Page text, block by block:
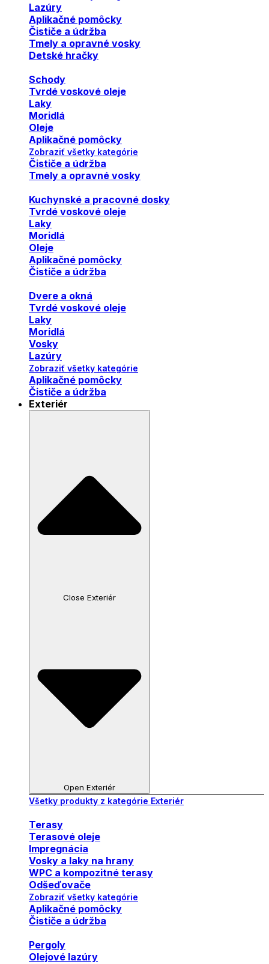
Lazúry
Aplikačné pomôcky
Čističe a údržba
Tmely a opravné vosky
Detské hračky
Schody
Tvrdé voskové oleje
Laky
Moridlá
Oleje
Aplikačné pomôcky
Zobraziť všetky kategórie
Čističe a údržba
Tmely a opravné vosky
Kuchynské a pracovné dosky
Tvrdé voskové oleje
Laky
Moridlá
Oleje
Aplikačné pomôcky
Čističe a údržba
Dvere a okná
Tvrdé voskové oleje
Laky
Moridlá
Vosky
Lazúry
Zobraziť všetky kategórie
Aplikačné pomôcky
Čističe a údržba
Exteriér
Close Exteriér
Open Exteriér
Všetky produkty z kategórie Exteriér
Terasy
Terasové oleje
Impregnácia
Vosky a laky na hrany
WPC a kompozitné terasy
Odšeďovače
Zobraziť všetky kategórie
Aplikačné pomôcky
Čističe a údržba
Pergoly
Olejové lazúry